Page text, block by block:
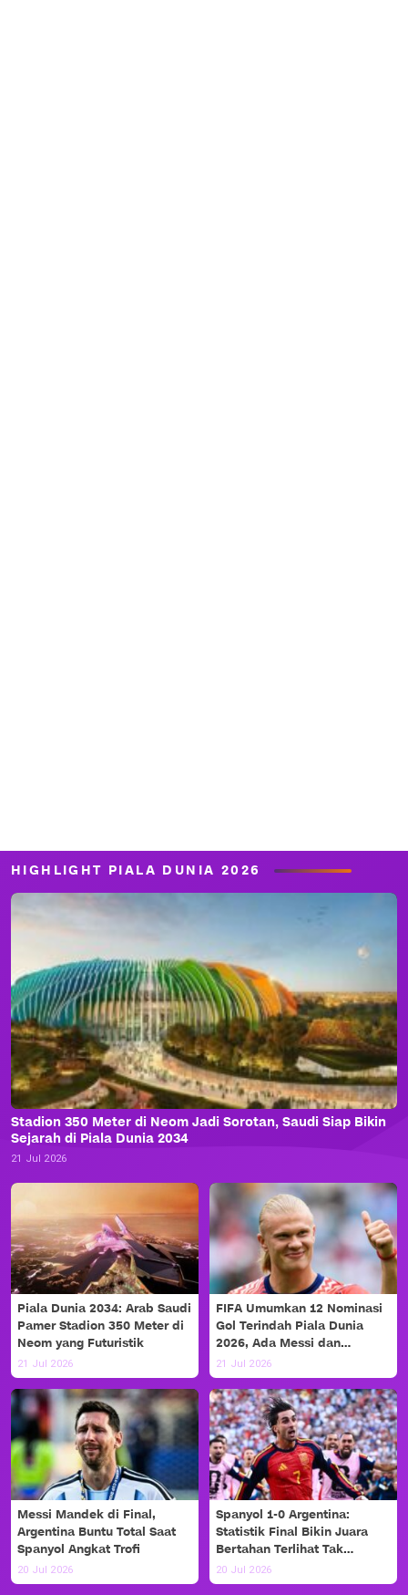
HIGHLIGHT PIALA DUNIA 2026
Stadion 350 Meter di Neom Jadi Sorotan, Saudi Siap Bikin
Sejarah di Piala Dunia 2034
21 Jul 2026
Piala Dunia 2034: Arab Saudi
Pamer Stadion 350 Meter di
Neom yang Futuristik
21 Jul 2026
FIFA Umumkan 12 Nominasi
Gol Terindah Piala Dunia
2026, Ada Messi dan
Haaland!
21 Jul 2026
Messi Mandek di Final,
Argentina Buntu Total Saat
Spanyol Angkat Trofi
20 Jul 2026
Spanyol 1-0 Argentina:
Statistik Final Bikin Juara
Bertahan Terlihat Tak
Berdaya
20 Jul 2026